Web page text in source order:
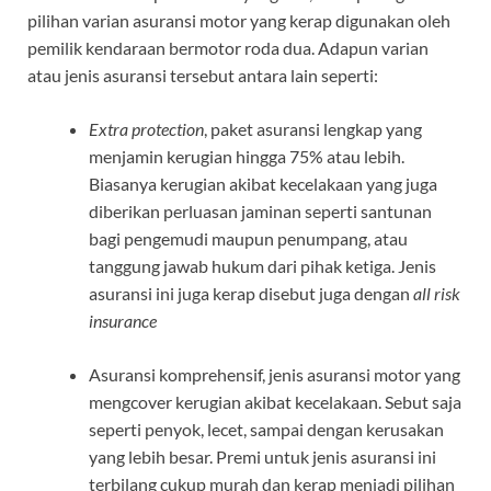
pilihan varian asuransi motor yang kerap digunakan oleh
pemilik kendaraan bermotor roda dua. Adapun varian
atau jenis asuransi tersebut antara lain seperti:
Extra protection, paket asuransi lengkap yang
menjamin kerugian hingga 75% atau lebih.
Biasanya kerugian akibat kecelakaan yang juga
diberikan perluasan jaminan seperti santunan
bagi pengemudi maupun penumpang, atau
tanggung jawab hukum dari pihak ketiga. Jenis
asuransi ini juga kerap disebut juga dengan all risk
insurance
Asuransi komprehensif, jenis asuransi motor yang
mengcover kerugian akibat kecelakaan. Sebut saja
seperti penyok, lecet, sampai dengan kerusakan
yang lebih besar. Premi untuk jenis asuransi ini
terbilang cukup murah dan kerap menjadi pilihan